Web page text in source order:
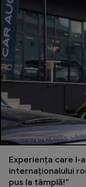
Experiența care l-
internaționalului
pus la tâmplă!”